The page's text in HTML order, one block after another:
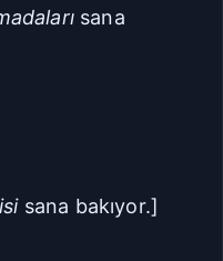
sana
sana bakıyor.]